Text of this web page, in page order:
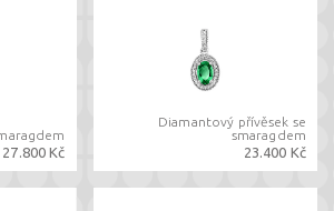
27.800 Kč
Diamantový přívěsek se
smaragdem
23.400 Kč